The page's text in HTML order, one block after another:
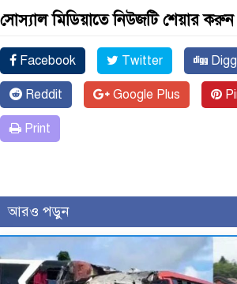
সোস্যাল মিডিয়াতে নিউজটি শেয়ার করুন
Facebook Twitter Digg
Reddit Google Plus
Print
আরও পড়ুন